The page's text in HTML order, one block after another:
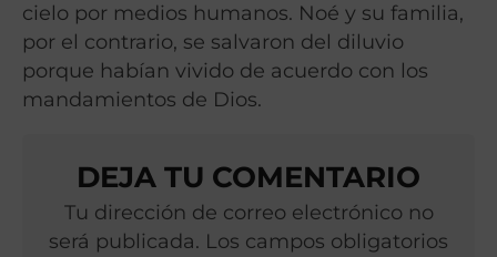
cielo por medios humanos. Noé y su familia,
por el contrario, se salvaron del diluvio
porque habían vivido de acuerdo con los
mandamientos de Dios.
DEJA TU COMENTARIO
Tu dirección de correo electrónico no
será publicada. Los campos obligatorios